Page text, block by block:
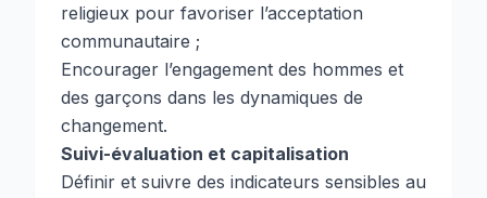
religieux pour favoriser l’acceptation
communautaire ;
Encourager l’engagement des hommes et
des garçons dans les dynamiques de
changement.
Suivi-évaluation et capitalisation
Définir et suivre des indicateurs sensibles au